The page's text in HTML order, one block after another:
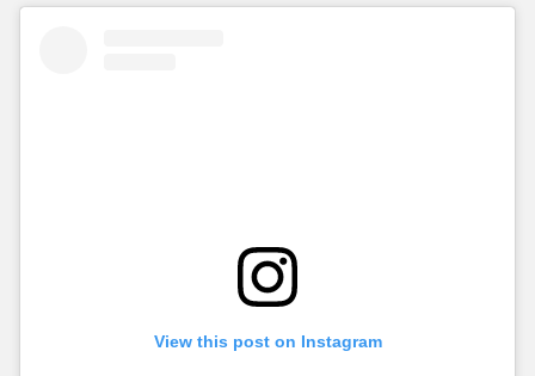
View this post on Instagram